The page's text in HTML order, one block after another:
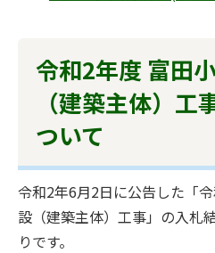
令和2年度 富田
（建築主体）工
ついて
令和2年6月2日に公告した「
設（建築主体）工事」の入札
りです。